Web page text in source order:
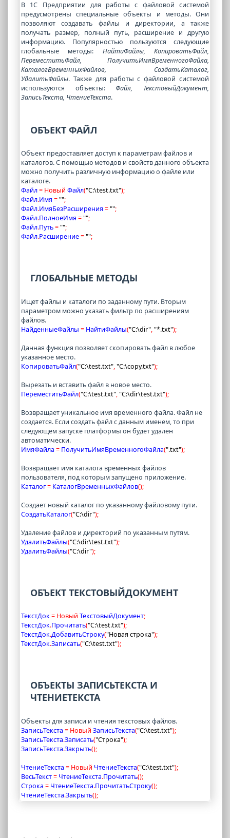
В 1С Предприятии для работы с файловой системой
предусмотрены специальные объекты и методы. Они
позволяют создавать файлы и директории, а также
получать размер, полный путь, расширение и другую
информацию. Популярностью пользуются следующие
глобальные методы:
НайтиФайлы, КопироватьФайл,
ПереместитьФайл, ПолучитьИмяВременногоФайла,
КаталогВременныхФайлов, СоздатьКаталог,
УдалитьФайлы. Также для работы с файловой системой
используются объекты:
Файл, ТекстовыйДокумент,
ЗаписьТекста, ЧтениеТекста.
ОБЪЕКТ ФАЙЛ
Объект предоставляет доступ к параметрам файлов и
каталогов. С помощью методов и свойств данного объекта
можно получить различную информацию о файле или
каталоге.
Файл = Новый Файл("C:\test.txt");
Файл.Имя ="";
Файл.ИмяБезРасширения ="";
Файл.ПолноеИмя ="";
Файл.Путь ="";
Файл.Расширение ="";
ГЛОБАЛЬНЫЕ МЕТОДЫ
Ищет файлы и каталоги по заданному пути. Вторым
параметром можно указать фильтр по расширениям
файлов.
НайденныеФайлы = НайтиФайлы("C:\dir","*.txt");
Данная функция позволяет скопировать файл в любое
указанное место.
КопироватьФайл("C:\test.txt","C:\copy.txt");
Вырезать и вставить файл в новое место.
ПереместитьФайл("C:\test.txt","C:\dir\test.txt");
Возвращает уникальное имя временного файла. Файл не
создается. Если создать файл с данным именем, то при
следующем запуске платформы он будет удален
автоматически.
ИмяФайла = ПолучитьИмяВременногоФайла(".txt");
Возвращает имя каталога временных файлов
пользователя, под которым запущено приложение.
Каталог = КаталогВременныхФайлов();
Создает новый каталог по указанному файловому пути.
СоздатьКаталог("C:\dir");
Удаление файлов и директорий по указанным путям.
УдалитьФайлы("C:\dir\test.txt");
УдалитьФайлы("C:\dir");
ОБЪЕКТ ТЕКСТОВЫЙДОКУМЕНТ
ТекстДок = Новый ТекстовыйДокумент;
ТекстДок.Прочитать("C:\test.txt");
ТекстДок.ДобавитьСтроку("Новая строка");
ТекстДок.Записать("C:\test.txt");
ОБЪЕКТЫ ЗАПИСЬТЕКСТА И
ЧТЕНИЕТЕКСТА
Объекты для записи и чтения текстовых файлов.
ЗаписьТекста = Новый ЗаписьТекста("C:\test.txt");
ЗаписьТекста.Записать("Строка");
ЗаписьТекста.Закрыть();
ЧтениеТекста = Новый ЧтениеТекста("C:\test.txt");
ВесьТекст = ЧтениеТекста.Прочитать();
Строка = ЧтениеТекста.ПрочитатьСтроку();
ЧтениеТекста.Закрыть();